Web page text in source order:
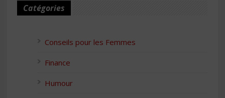
Catégories
Conseils pour les Femmes
Finance
Humour